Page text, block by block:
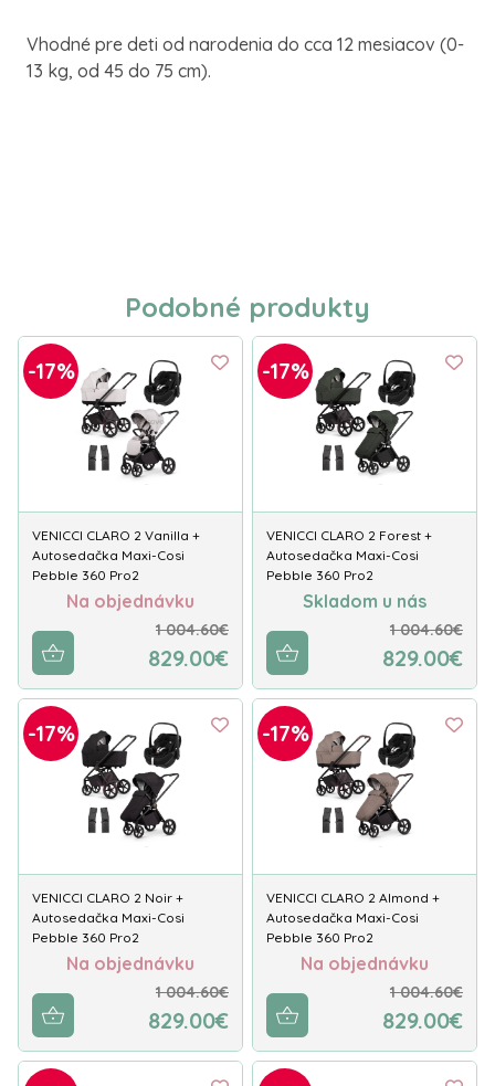
Vhodné pre deti od narodenia do cca 12 mesiacov (0-
13 kg, od 45 do 75 cm).
Podobné produkty
-17%
VENICCI CLARO 2 Vanilla +
Autosedačka Maxi-Cosi
Pebble 360 Pro2
Na objednávku
1 004.60€
829.00€
-17%
VENICCI CLARO 2 Forest +
Autosedačka Maxi-Cosi
Pebble 360 Pro2
Skladom u nás
1 004.60€
829.00€
-17%
VENICCI CLARO 2 Noir +
Autosedačka Maxi-Cosi
Pebble 360 Pro2
Na objednávku
1 004.60€
829.00€
-17%
VENICCI CLARO 2 Almond +
Autosedačka Maxi-Cosi
Pebble 360 Pro2
Na objednávku
1 004.60€
829.00€